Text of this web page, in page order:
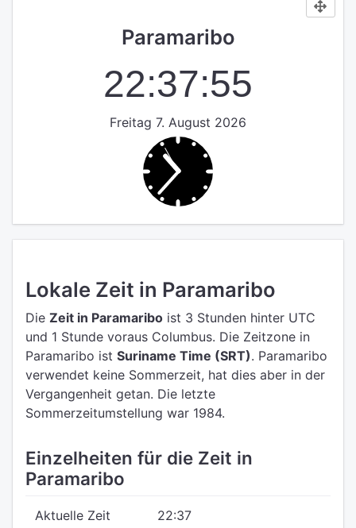
Paramaribo
22:37:55
Freitag 7. August 2026
Lokale Zeit in Paramaribo
Die Zeit in Paramaribo ist 3 Stunden hinter UTC
und 1 Stunde voraus Columbus. Die Zeitzone in
Paramaribo ist Suriname Time (SRT). Paramaribo
verwendet keine Sommerzeit, hat dies aber in der
Vergangenheit getan. Die letzte
Sommerzeitumstellung war 1984.
Einzelheiten für die Zeit in
Paramaribo
Aktuelle Zeit 22:37